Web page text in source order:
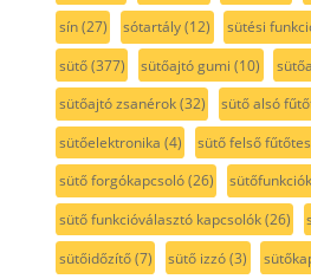
sín(27) sótartály(12) sütési
sütő(377) sütőajtó gumi (10)
sütőajtó zsanérok(32) sütő alsó
sütőelektronika (4) sütő felső
sütő forgókapcsoló(26)
sütő funkcióválasztó kapcsolók(26)
sütőidőzítő(7) sütő izzó(3)